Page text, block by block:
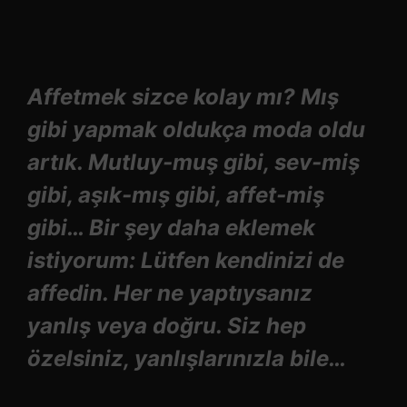
Affetmek sizce kolay mı? Mış
gibi yapmak oldukça moda oldu
artık. Mutluy-muş gibi, sev-miş
gibi, aşık-mış gibi, affet-miş
gibi… Bir şey daha eklemek
istiyorum: Lütfen kendinizi de
affedin. Her ne yaptıysanız
yanlış veya doğru. Siz hep
özelsiniz, yanlışlarınızla bile…